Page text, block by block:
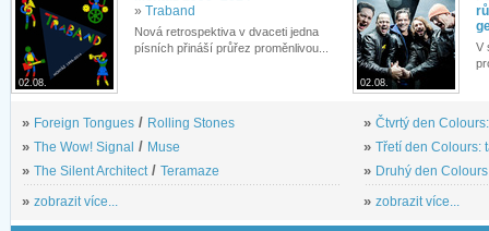
02.08.
» Traband
Nová retrospektiva v dvaceti jedna
písních přináší průřez proměnlivou...
» Foreign Tongues / Rolling Stones
» The Wow! Signal / Muse
» The Silent Architect/ Teramaze
» zobrazit více...
02.08.
V
» Čtvrtý den
» Třetí den Colours:
» Druhý den
» zobrazit více...